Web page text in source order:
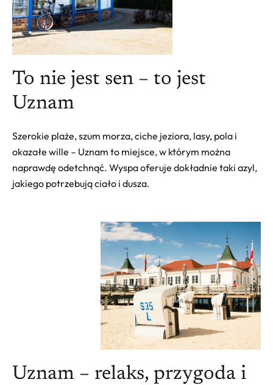
To nie jest sen – to jest
Uznam
Szerokie plaże, szum morza, ciche jeziora, lasy, pola i
okazałe wille – Uznam to miejsce, w którym można
naprawdę odetchnąć. Wyspa oferuje dokładnie taki azyl,
jakiego potrzebują ciało i dusza.
Uznam – relaks, przygoda i